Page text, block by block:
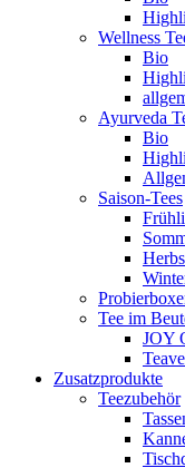
Wellness
Bio
Ayurveda
Bio
Saison-Tees
Tee im
JOY
Zusatzprodukte
Teezubehör